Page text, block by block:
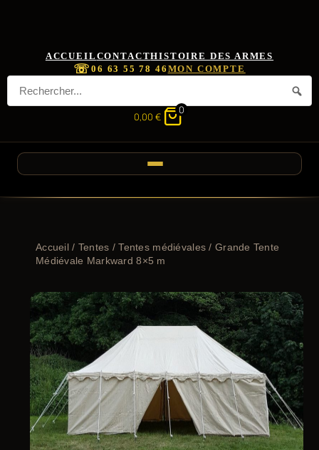
ACCUEIL CONTACTHISTOIRE DES ARMES
☏06 63 55 78 46 MON COMPTE
0,00 €
0
Accueil/ Tentes /Tentes médiévales / Grande Tente
Médiévale Markward 8×5 m